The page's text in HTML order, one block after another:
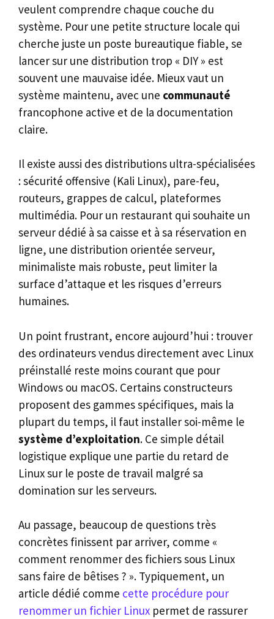
veulent comprendre chaque couche du
système. Pour une petite structure locale qui
cherche juste un poste bureautique fiable, se
lancer sur une distribution trop « DIY » est
souvent une mauvaise idée. Mieux vaut un
système maintenu, avec une communauté
francophone active et de la documentation
claire.
Il existe aussi des distributions ultra-spécialisées
: sécurité offensive (Kali Linux), pare-feu,
routeurs, grappes de calcul, plateformes
multimédia. Pour un restaurant qui souhaite un
serveur dédié à sa caisse et à sa réservation en
ligne, une distribution orientée serveur,
minimaliste mais robuste, peut limiter la
surface d’attaque et les risques d’erreurs
humaines.
Un point frustrant, encore aujourd’hui : trouver
des ordinateurs vendus directement avec Linux
préinstallé reste moins courant que pour
Windows ou macOS. Certains constructeurs
proposent des gammes spécifiques, mais la
plupart du temps, il faut installer soi-même le
système d’exploitation. Ce simple détail
logistique explique une partie du retard de
Linux sur le poste de travail malgré sa
domination sur les serveurs.
Au passage, beaucoup de questions très
concrètes finissent par arriver, comme «
comment renommer des fichiers sous Linux
sans faire de bêtises ? ». Typiquement, un
article dédié comme cette procédure pour
renommer un fichier Linux permet de rassurer